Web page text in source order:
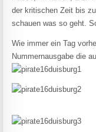
der kritischen Zeit bis
schauen was so geht.
Wie immer ein Tag
Nummernausgabe die